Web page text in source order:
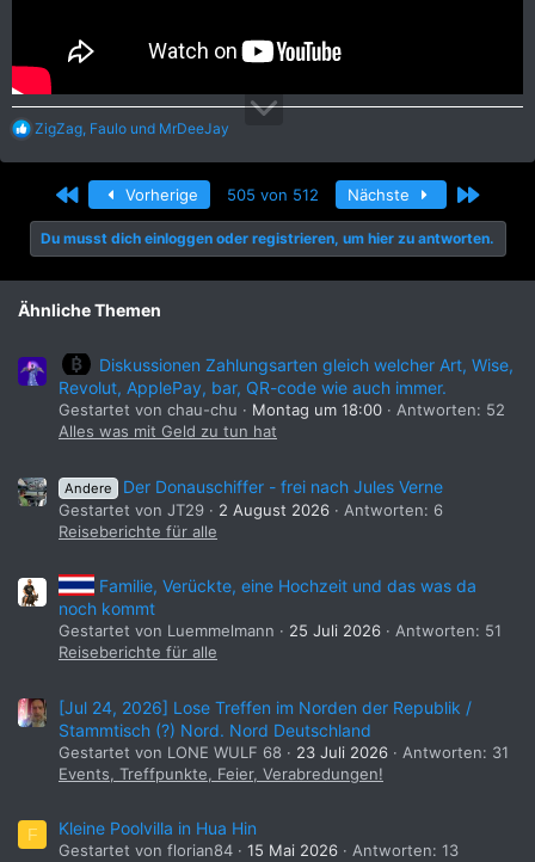
R
a
i
o
n
e
:
ZigZag Faulo und MrDeeJay
Erste Vorherige 505 von 512 Nächste Letzte
Du musst dich einloggen oder registrieren, um hier zu antworten.
Ähnliche Themen
Diskussionen Zahlungsarten gleich welcher Art, Wise,
Revolut, ApplePay, bar, QR-code wie auch immer.
Gestartet von chau-chu Montag um 18:00
Antworten: 52
Alles was mit Geld zu tun hat
Andere Der Donauschiffer - frei nach Jules Verne
Gestartet von JT29 2 August 2026
Antworten: 6
Reiseberichte für alle
Familie, Verückte, eine Hochzeit und das was da
noch kommt
Gestartet von Luemmelmann 25 Juli 2026
Antworten: 51
Reiseberichte für alle
[Jul 24, 2026] Lose Treffen im Norden der Republik /
Stammtisch (?) Nord. Nord Deutschland
Gestartet von LONE WULF 68 23 Juli 2026
Antworten: 31
Events, Treffpunkte, Feier, Verabredungen!
F Kleine Poolvilla in Hua Hin
Gestartet von florian84 15 Mai 2026
Antworten: 13